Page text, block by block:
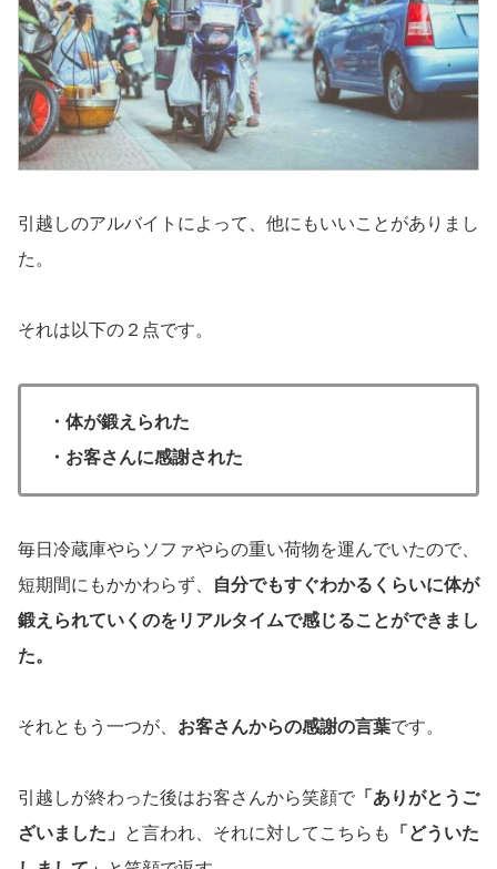
引越しのアルバイトによって、他にもいいことがありまし
た。
それは以下の２点です。
・体が鍛えられた
・お客さんに感謝された
毎日冷蔵庫やらソファやらの重い荷物を運んでいたので、
短期間にもかかわらず、
自分でもすぐわかるくらいに体が
鍛えられていくのをリアルタイムで感じることができまし
た。
それともう一つが、 お客さんからの感謝の言葉です。
引越しが終わった後はお客さんから笑顔で 「ありがとうご
ざいました」
と言われ、それに対してこちらも
「どういた